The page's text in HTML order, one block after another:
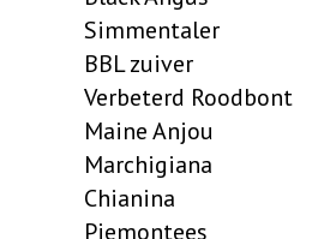
Simmentaler
BBL zuiver
Verbeterd Roodbont
Maine Anjou
Marchigiana
Chianina
Piemontees